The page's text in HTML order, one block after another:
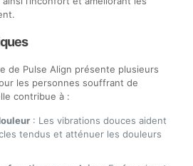
de Pulse Align présente plusieurs
les personnes souffrant de
contribue à :
: Les vibrations douces aident
tendus et atténuer les douleurs